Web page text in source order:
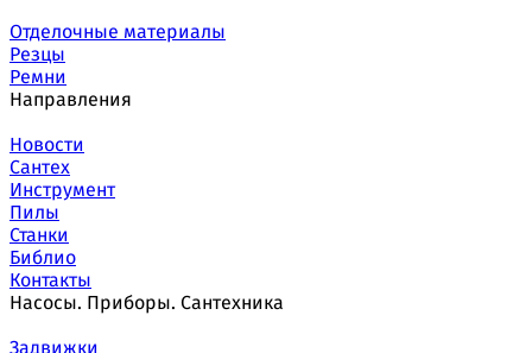
Отделочные материалы
Резцы
Ремни
Направления
Новости
Сантех
Инструмент
Пилы
Станки
Библио
Контакты
Насосы. Приборы. Сантехника
Задвижки